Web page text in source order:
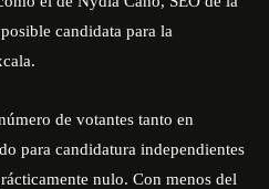
candidata para la
de votantes tanto en
para candidatura independientes
nulo. Con menos del